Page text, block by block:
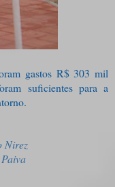
gastos R$ 303 mil
suficientes para a
Nirez